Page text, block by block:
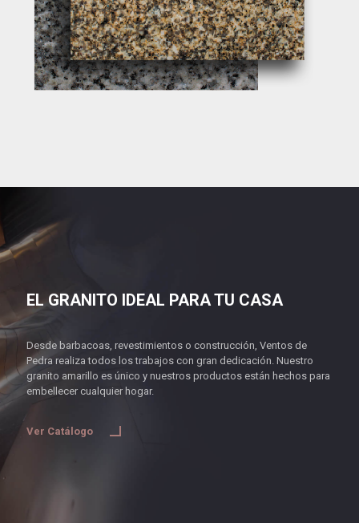
EL GRANITO IDEAL PARA TU CASA
Desde barbacoas, revestimientos o construcción, Ventos de
Pedra realiza todos los trabajos con gran dedicación. Nuestro
granito amarillo es único y nuestros productos están hechos para
embellecer cualquier hogar.
Ver Catálogo